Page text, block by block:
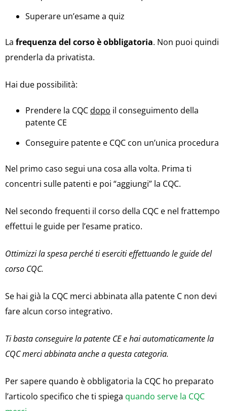
Superare un’esame a quiz
La frequenza del corso è obbligatoria. Non puoi quindi
prenderla da privatista.
Hai due possibilità:
Prendere la CQCdopo il conseguimento della
patente CE
Conseguire patente e CQC con un’unica procedura
Nel primo caso segui una cosa alla volta. Prima ti
concentri sulle patenti e poi “aggiungi” la CQC.
Nel secondo frequenti il corso della CQC e nel frattempo
effettui le guide per l’esame pratico.
Ottimizzi la spesa perché ti eserciti effettuando le guide del
corso CQC.
Se hai già la CQC merci abbinata alla patente C non devi
fare alcun corso integrativo.
Ti basta conseguire la patente CE e hai automaticamente la
CQC merci abbinata anche a questa categoria.
Per sapere quando è obbligatoria la CQC ho preparato
l’articolo specifico che ti spiega quando serve la CQC